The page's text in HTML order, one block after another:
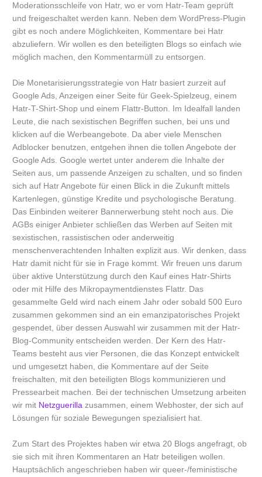
Moderationsschleife von Hatr, wo er vom Hatr-Team geprüft
und freigeschaltet werden kann. Neben dem WordPress-Plugin
gibt es noch andere Möglichkeiten, Kommentare bei Hatr
abzuliefern. Wir wollen es den beteiligten Blogs so einfach wie
möglich machen, den Kommentarmüll zu entsorgen.
Die Monetarisierungsstrategie von Hatr basiert zurzeit auf
Google Ads, Anzeigen einer Seite für Geek-Spielzeug, einem
Hatr-T-Shirt-Shop und einem Flattr-Button. Im Idealfall landen
Leute, die nach sexistischen Begriffen suchen, bei uns und
klicken auf die Werbeangebote. Da aber viele Menschen
Adblocker benutzen, entgehen ihnen die tollen Angebote der
Google Ads. Google wertet unter anderem die Inhalte der
Seiten aus, um passende Anzeigen zu schalten, und so finden
sich auf Hatr Angebote für einen Blick in die Zukunft mittels
Kartenlegen, günstige Kredite und psychologische Beratung.
Das Einbinden weiterer Bannerwerbung steht noch aus. Die
AGBs einiger Anbieter schließen das Werben auf Seiten mit
sexistischen, rassistischen oder anderweitig
menschenverachtenden Inhalten explizit aus. Wir denken, dass
Hatr damit nicht für sie in Frage kommt. Wir freuen uns darum
über aktive Unterstützung durch den Kauf eines Hatr-Shirts
oder mit Hilfe des Mikropaymentdienstes Flattr. Das
gesammelte Geld wird nach einem Jahr oder sobald 500 Euro
zusammen gekommen sind an ein emanzipatorisches Projekt
gespendet, über dessen Auswahl wir zusammen mit der Hatr-
Blog-Community entscheiden werden. Der Kern des Hatr-
Teams besteht aus vier Personen, die das Konzept entwickelt
und umgesetzt haben, die Kommentare auf der Seite
freischalten, mit den beteiligten Blogs kommunizieren und
Pressearbeit machen. Bei der technischen Umsetzung arbeiten
wir mit Netzguerilla zusammen, einem Webhoster, der sich auf
Lösungen für soziale Bewegungen spezialisiert hat.
Zum Start des Projektes haben wir etwa 20 Blogs angefragt, ob
sie sich mit ihren Kommentaren an Hatr beteiligen wollen.
Hauptsächlich angeschrieben haben wir queer-/feministische